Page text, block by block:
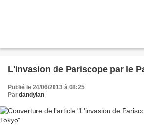
L'invasion de Pariscope par le
Publié le 24/06/2013 à 08:25
Par dandylan